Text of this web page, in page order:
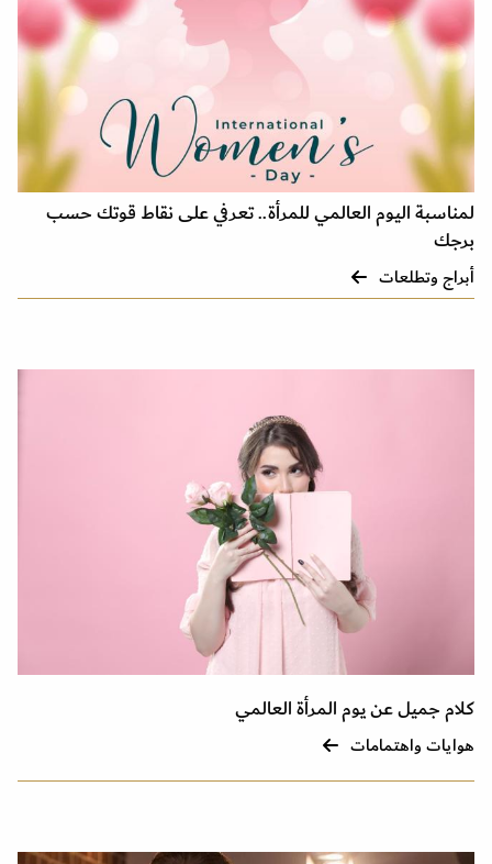
لمناسبة اليوم العالمي للمرأة.. تعرفي على نقاط قوتك حسب
برجك
أبراج وتطلعات
كلام جميل عن يوم المرأة العالمي
هوايات واهتمامات